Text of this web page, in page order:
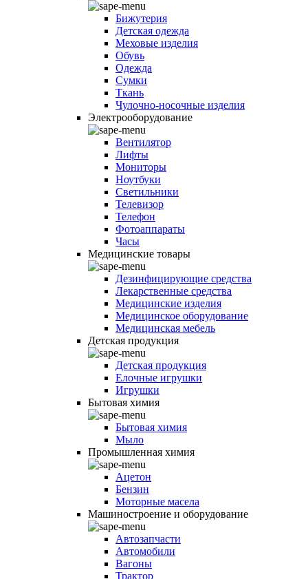
Бижутерия
Детская одежда
Меховые изделия
Обувь
Одежда
Сумки
Ткань
Чулочно-носочные изделия
Электрооборудование
Вентилятор
Лифты
Мониторы
Ноутбуки
Светильники
Телевизор
Телефон
Фотоаппараты
Часы
Медицинские товары
Дезинфицирующие средства
Лекарственные средства
Медицинские изделия
Медицинское оборудование
Медицинская мебель
Детская продукция
Детская продукция
Елочные игрушки
Игрушки
Бытовая химия
Бытовая химия
Мыло
Промышленная химия
Ацетон
Бензин
Моторные масела
Машиностроение и оборудование
Автозапчасти
Автомобили
Вагоны
Трактор